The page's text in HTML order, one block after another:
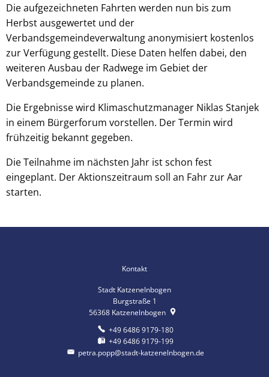
Die aufgezeichneten Fahrten werden nun bis zum
Herbst ausgewertet und der
Verbandsgemeindeverwaltung anonymisiert kostenlos
zur Verfügung gestellt. Diese Daten helfen dabei, den
weiteren Ausbau der Radwege im Gebiet der
Verbandsgemeinde zu planen.
Die Ergebnisse wird Klimaschutzmanager Niklas Stanjek
in einem Bürgerforum vorstellen. Der Termin wird
frühzeitig bekannt gegeben.
Die Teilnahme im nächsten Jahr ist schon fest
eingeplant. Der Aktionszeitraum soll an Fahr zur Aar
starten.
Kontakt
Stadt Katzenelnbogen
Burgstraße 1
56368 Katzenelnbogen
+49 6486 9179-180
+49 6486 9179-199
petra.popp@stadt-katzenelnbogen.de